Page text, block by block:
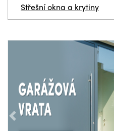
Střešní okna a krytiny
Předchozí